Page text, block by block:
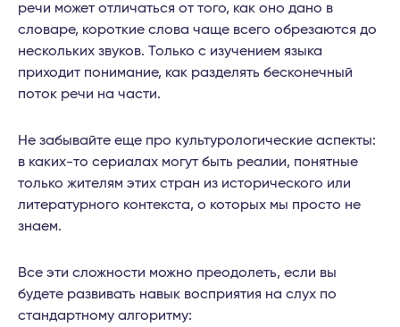
речи может отличаться от того, как оно дано в
словаре, короткие слова чаще всего обрезаются до
нескольких звуков. Только с изучением языка
приходит понимание, как разделять бесконечный
поток речи на части.
Не забывайте еще про культурологические аспекты:
в каких-то сериалах могут быть реалии, понятные
только жителям этих стран из исторического или
литературного контекста, о которых мы просто не
знаем.
Все эти сложности можно преодолеть, если вы
будете развивать навык восприятия на слух по
стандартному алгоритму: